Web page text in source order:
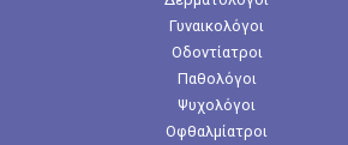
Γυναικολόγοι
Οδοντίατροι
Παθολόγοι
Ψυχολόγοι
Οφθαλμίατροι